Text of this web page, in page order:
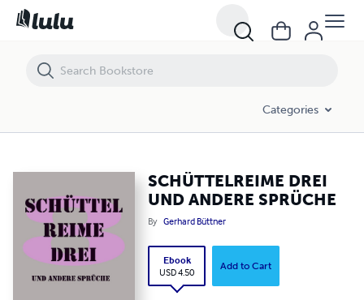
Categories
SCHÜTTELREIME DREI
UND ANDERE SPRÜCHE
By Gerhard Büttner
Ebook
USD 4.50
Add to Cart
SCHÜTTELREIME DREI UND ANDERE SPRÜCHE